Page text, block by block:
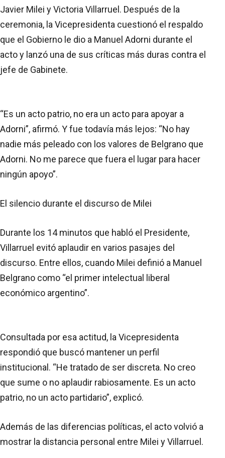
Javier Milei y Victoria Villarruel. Después de la
ceremonia, la Vicepresidenta cuestionó el respaldo
que el Gobierno le dio a Manuel Adorni durante el
acto y lanzó una de sus críticas más duras contra el
jefe de Gabinete.
“Es un acto patrio, no era un acto para apoyar a
Adorni”, afirmó. Y fue todavía más lejos: “No hay
nadie más peleado con los valores de Belgrano que
Adorni. No me parece que fuera el lugar para hacer
ningún apoyo”.
El silencio durante el discurso de Milei
Durante los 14 minutos que habló el Presidente,
Villarruel evitó aplaudir en varios pasajes del
discurso. Entre ellos, cuando Milei definió a Manuel
Belgrano como “el primer intelectual liberal
económico argentino”.
Consultada por esa actitud, la Vicepresidenta
respondió que buscó mantener un perfil
institucional. “He tratado de ser discreta. No creo
que sume o no aplaudir rabiosamente. Es un acto
patrio, no un acto partidario”, explicó.
Además de las diferencias políticas, el acto volvió a
mostrar la distancia personal entre Milei y Villarruel.